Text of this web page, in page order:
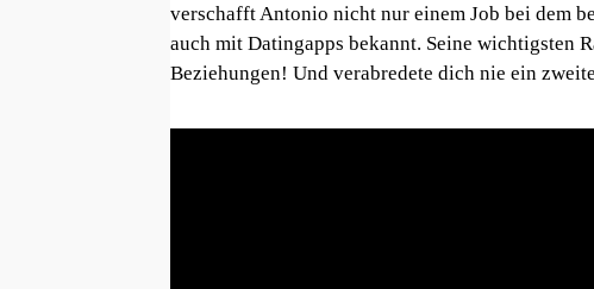
verschafft Antonio nicht nur einem Job bei dem
auch mit Datingapps bekannt. Seine wichtigsten
Beziehungen! Und verabredete dich nie ein